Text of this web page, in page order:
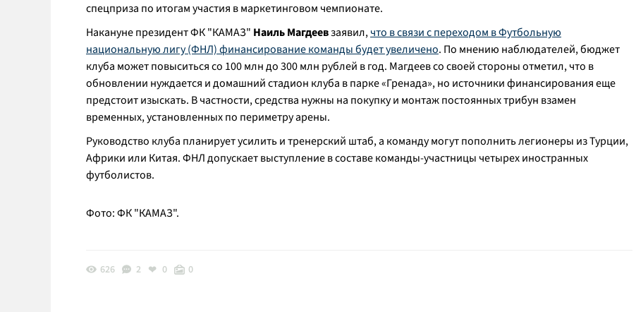
спецприза по итогам участия в маркетинговом чемпионате.
Накануне президент ФК "КАМАЗ" Наиль Магдеевзаявил,что в связи с переходом в Футбольную
национальную лигу (ФНЛ) финансирование команды будет увеличено. По мнению наблюдателей, бюджет
клуба может повыситься со 100 млн до 300 млн рублей в год. Магдеев со своей стороны отметил, что в
обновлении нуждается и домашний стадион клуба в парке «Гренада», но источники финансирования еще
предстоит изыскать. В частности, средства нужны на покупку и монтаж постоянных трибун взамен
временных, установленных по периметру арены.
Руководство клуба планирует усилить и тренерский штаб, а команду могут пополнить легионеры из Турции,
Африки или Китая. ФНЛ допускает выступление в составе команды-участницы четырех иностранных
футболистов.
Фото: ФК "КАМАЗ".
626 2 0 0